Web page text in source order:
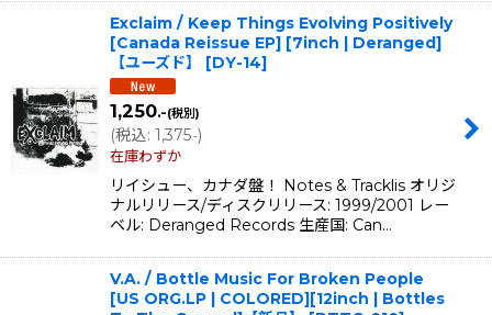
Exclaim / Keep Things Evolving Positively
[Canada Reissue EP] [7inch | Deranged]
【ユーズド】
[DY-14]
1,250.-(税別)
(税込: 1,375.-)
在庫わずか
リイシュー、カナダ盤！ Notes & Tracklis オリジ
ナルリリース/ディスクリリース: 1999/2001 レー
ベル: Deranged Records 生産国: Can…
V.A. / Bottle Music For Broken People
[US ORG.LP | COLORED][12inch | Bottles